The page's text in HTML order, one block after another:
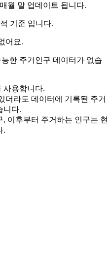
월 말 업데이트 됩니다.
기준 입니다.
어요.
한 주거인구 데이터가 없습
사용합니다.
더라도 데이터에 기록된 주거
니다.
, 이후부터 주거하는 인구는 현
.